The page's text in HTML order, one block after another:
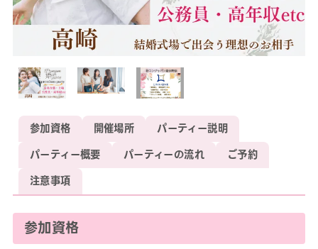
参加資格 開催場所
パーティー説明
パーティー概要
パーティーの流れ
ご予約
注意事項
参加資格